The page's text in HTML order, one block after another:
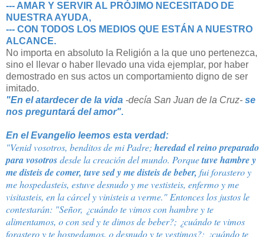
--- AMAR Y SERVIR AL PRÓJIMO NECESITADO DE
NUESTRA AYUDA,
--- CON TODOS LOS MEDIOS QUE ESTÁN A NUESTRO
ALCANCE.
No importa en absoluto la Religión a la que uno pertenezca,
sino el llevar o haber llevado una vida ejemplar, por haber
demostrado en sus actos un comportamiento digno de ser
imitado.
"En el atardecer de la vida -decía San Juan de la Cruz- se
nos preguntará del amor".
En el Evangelio leemos esta verdad:
"Venid vosotros, benditos de mi Padre; heredad el reino preparado
para vosotrosdesde la creación del mundo. Porquetuve hambre y
me disteis de comer, tuve sed y me disteis de beber, fui forastero y
me hospedasteis, estuve desnudo y me vestisteis, enfermo y me
visitasteis, en la cárcel y vinisteis a verme." Entonces los justos le
contestarán: "Señor, ¿cuándo te vimos con hambre y te
alimentamos, o con sed y te dimos de beber?; ¿cuándo te vimos
forastero y te hospedamos, o desnudo y te vestimos?; ¿cuándo te